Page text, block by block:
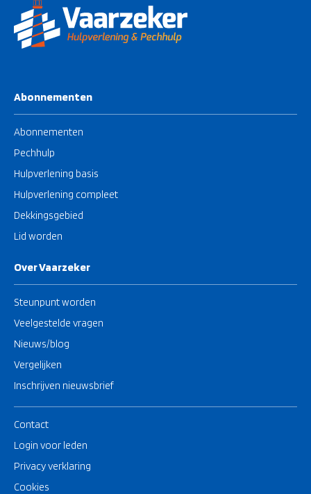
Abonnementen
Abonnementen
Pechhulp
Hulpverlening basis
Hulpverlening compleet
Dekkingsgebied
Lid worden
Over Vaarzeker
Steunpunt worden
Veelgestelde vragen
Nieuws/blog
Vergelijken
Inschrijven nieuwsbrief
Contact
Login voor leden
Privacy verklaring
Cookies